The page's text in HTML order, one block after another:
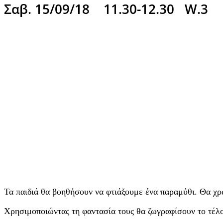
Σαβ. 15/09/18 11.30-12.30 W.3
Τα παιδιά θα βοηθήσουν να φτιάξουμε ένα παραμύθι. Θα
Χρησιμοποιώντας τη φαντασία τους θα ζωγραφίσουν το